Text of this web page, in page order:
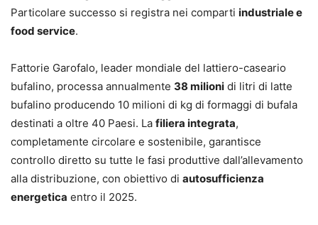
Particolare successo si registra nei comparti industriale e
food service.
Fattorie Garofalo, leader mondiale del lattiero-caseario
bufalino, processa annualmente 38 milioni di litri di latte
bufalino producendo 10 milioni di kg di formaggi di bufala
destinati a oltre 40 Paesi. La filiera integrata,
completamente circolare e sostenibile, garantisce
controllo diretto su tutte le fasi produttive dall’allevamento
alla distribuzione, con obiettivo di autosufficienza
energetica entro il 2025.